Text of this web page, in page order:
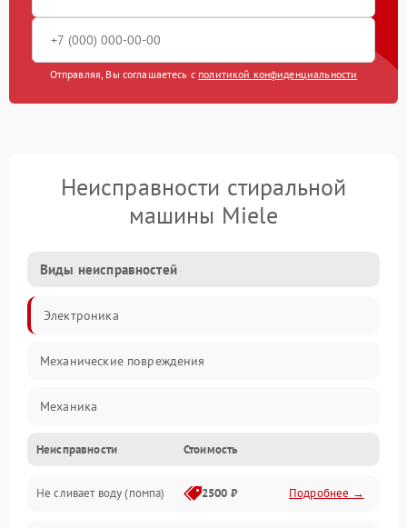
Отправляя, Вы соглашаетесь с политикой конфиденциальности
Неисправности стиральной
машины Miele
Виды неисправностей
Электроника
Механические повреждения
Механика
Электропитание
Водоснабжение
Неисправности Стоимость
Не сливает воду (помпа) 2500 ₽ Подробнее →